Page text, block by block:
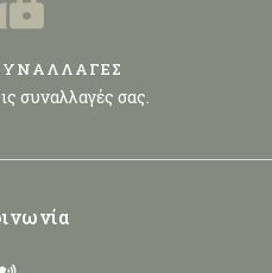
συναλλαγές σας.